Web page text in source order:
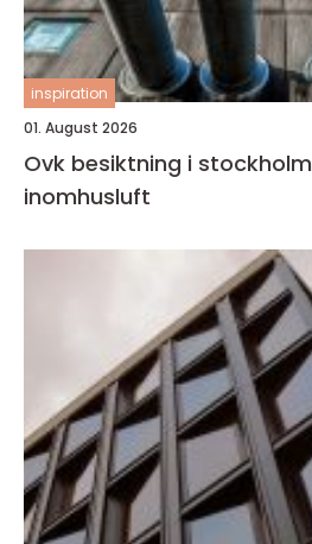
inspiration
01. August 2026
Ovk besiktning i stockholm trygg och frisk
inomhusluft